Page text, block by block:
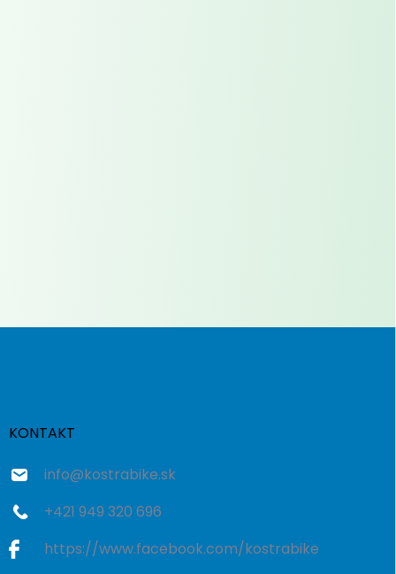
Z
KONTAKT
info@kostrabike.sk
+421 949 320 696
https://www.facebook.com/kostrabike